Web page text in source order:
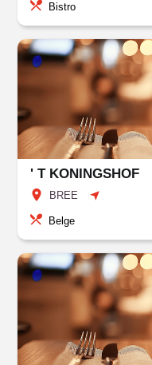
Bistro
' T KONINGSHOF
BREE
Belge